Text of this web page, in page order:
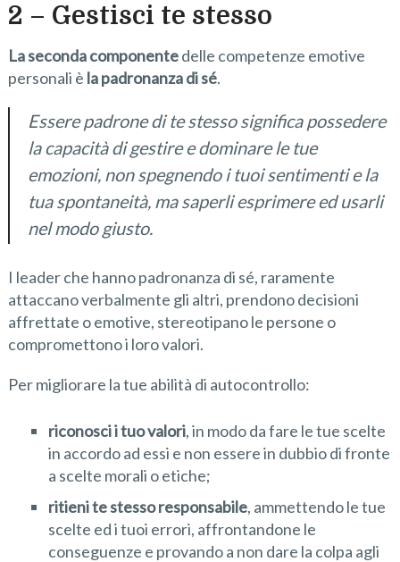
2 – Gestisci te stesso
La seconda componentedelle competenze emotive
personali è la padronanza di sé.
Essere padrone di te stesso significa possedere
la capacità di gestire e dominare le tue
emozioni, non spegnendo i tuoi sentimenti e la
tua spontaneità, ma saperli esprimere ed usarli
nel modo giusto.
I leader che hanno padronanza di sé, raramente
attaccano verbalmente gli altri, prendono decisioni
affrettate o emotive, stereotipano le persone o
compromettono i loro valori.
Per migliorare la tue abilità di autocontrollo:
riconosci i tuo valori, in modo da fare le tue scelte
in accordo ad essi e non essere in dubbio di fronte
a scelte morali o etiche;
ritieni te stesso responsabile, ammettendo le tue
scelte ed i tuoi errori, affrontandone le
conseguenze e provando a non dare la colpa agli